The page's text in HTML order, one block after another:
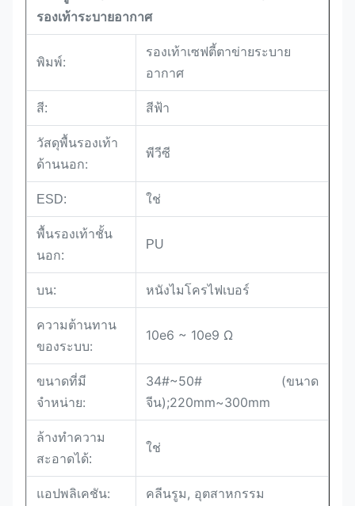
รองเท้าระบายอากาศ
พิมพ์:
รองเท้าเซฟตี้ตาข่ายระบาย
อากาศ
สี: สีฟ้า
วัสดุพื้นรองเท้า
ด้านนอก:
พีวีซี
ESD: ใช่
พื้นรองเท้าชั้น
นอก:
PU
บน: หนังไมโครไฟเบอร์
ความต้านทาน
ของระบบ:
10e6 ~ 10e9 Ω
ขนาดที่มี
จำหน่าย:
34#~50# (ขนาด
จีน);220mm~300mm
ล้างทำความ
สะอาดได้:
ใช่
แอปพลิเคชัน: คลีนรูม, อุตสาหกรรม